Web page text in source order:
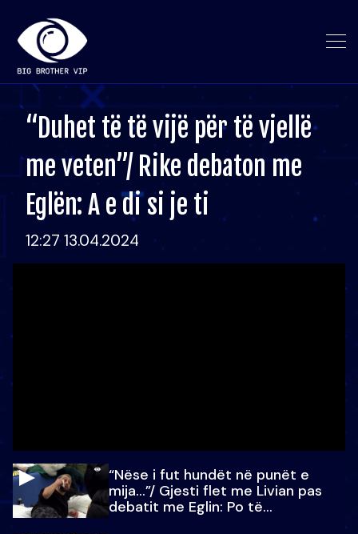
“Duhet të të vijë për të vjellë
me veten”/ Rike debaton me
Eglën: A e di si je ti
12:27 13.04.2024
“Nëse i fut hundët në punët e
mija…”/ Gjesti flet me Livian pas
debatit me Eglin: Po të